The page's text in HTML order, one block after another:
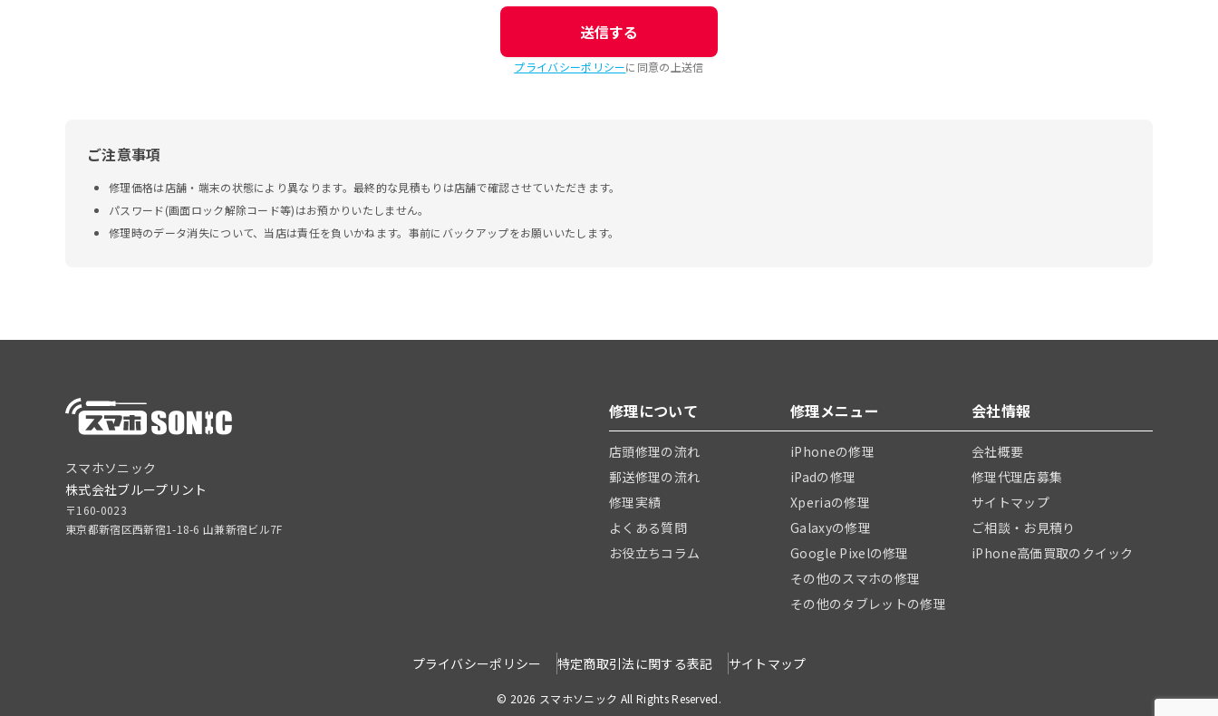
送信する
プライバシーポリシーに同意の上送信
ご注意事項
修理価格は店舗・端末の状態により異なります。最終的な見積もりは店舗で確認させていただきます。
パスワード(画面ロック解除コード等)はお預かりいたしません。
修理時のデータ消失について、当店は責任を負いかねます。事前にバックアップをお願いいたします。
スマホソニック
株式会社ブループリント
〒160-0023
東京都新宿区西新宿1-18-6 山兼新宿ビル7F
修理について
店頭修理の流れ
郵送修理の流れ
修理実績
よくある質問
お役立ちコラム
修理メニュー
iPhoneの修理
iPadの修理
Xperiaの修理
Galaxyの修理
Google Pixelの修理
その他のスマホの修理
その他のタブレットの修理
会社情報
会社概要
修理代理店募集
サイトマップ
ご相談・お見積り
iPhone高価買取のクイック
プライバシーポリシー 特定商取引法に関する表記 サイトマップ
© 2026 スマホソニック All Rights Reserved.